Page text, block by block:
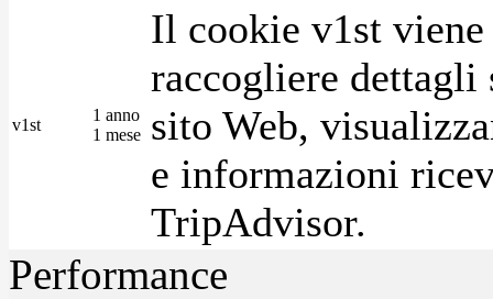
v1st
1 anno
1 mese
Il cookie v1st
raccogliere
sito Web,
e informazioni
TripAdvisor.
Performance